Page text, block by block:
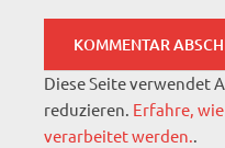
Diese Seite verwendet
reduzieren. Erfahre,
verarbeitet werden..